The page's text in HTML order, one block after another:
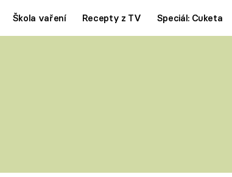
Škola vaření Recepty z TV Speciál: Cuketa